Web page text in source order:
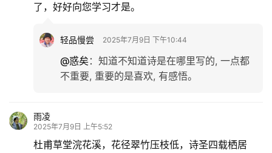
了，好好向您学习才是。
轻品慢尝 2025年7月9日 下午10:44
@惑矣： 知道不知道诗是在哪里写的, 一点都
不重要, 重要的是喜欢, 有感悟。
雨凌
2025年7月9日 上午5:52
杜甫草堂浣花溪，花径翠竹压枝低，诗圣四载栖居